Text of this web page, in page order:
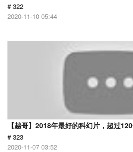
# 322
2020-11-10 05:44
【越哥】2018年最好的科幻片，超过
# 323
2020-11-07 03:52